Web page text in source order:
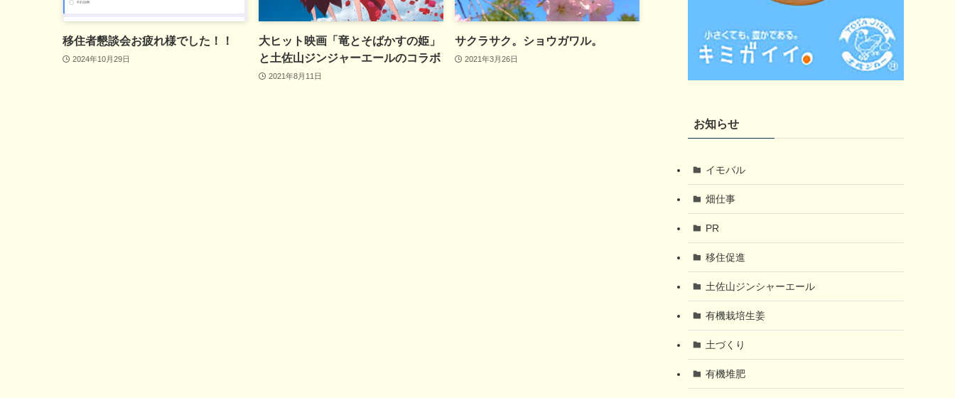
移住者懇談会お疲れ様でした！！
2024年10月29日
大ヒット映画「竜とそばかすの姫」
と土佐山ジンジャーエールのコラボ
2021年8月11日
サクラサク。ショウガワル。
2021年3月26日
お知らせ
イモバル
畑仕事
PR
移住促進
土佐山ジンシャーエール
有機栽培生姜
土づくり
有機堆肥